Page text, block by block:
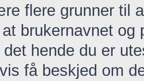
flere grunner til
brukernavnet
hende du er
få beskjed om